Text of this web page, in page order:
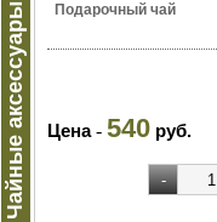
Чайные аксессуары
Подарочный чай
Цена- 540 руб.